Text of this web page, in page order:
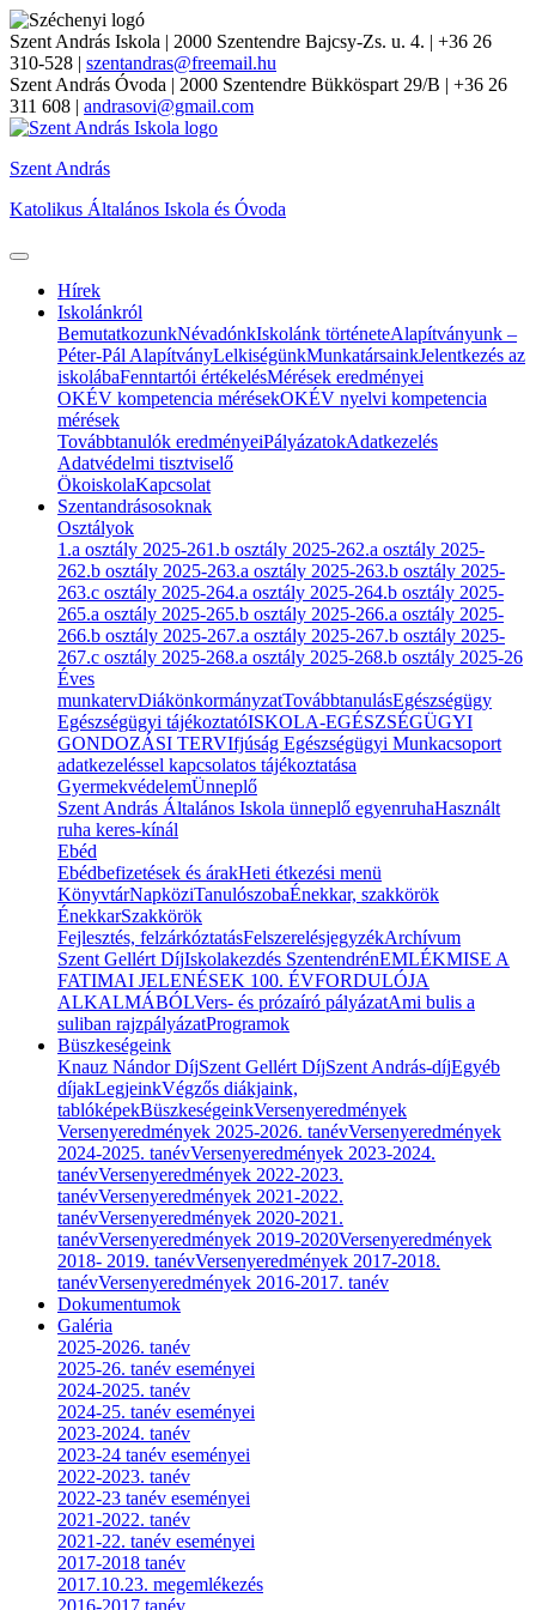
Szent András Iskola | 2000 Szentendre Bajcsy-Zs. u. 4. | +36 26
310-528 | szentandras@freemail.hu
Szent András Óvoda | 2000 Szentendre Bükköspart 29/B | +36 26
311 608 | andrasovi@gmail.com
Szent András
Katolikus Általános Iskola és Óvoda
Hírek
Iskolánkról
BemutatkozunkNévadónkIskolánk történeteAlapítványunk –
Péter-Pál AlapítványLelkiségünkMunkatársainkJelentkezés az
iskolábaFenntartói értékelésMérések eredményei
OKÉV kompetencia mérésekOKÉV nyelvi kompetencia
mérések
Továbbtanulók eredményeiPályázatokAdatkezelés
Adatvédelmi tisztviselő
ÖkoiskolaKapcsolat
Szentandrásosoknak
Osztályok
1.a osztály 2025-261.b osztály 2025-262.a osztály 2025-
262.b osztály 2025-263.a osztály 2025-263.b osztály 2025-
263.c osztály 2025-264.a osztály 2025-264.b osztály 2025-
265.a osztály 2025-265.b osztály 2025-266.a osztály 2025-
266.b osztály 2025-267.a osztály 2025-267.b osztály 2025-
267.c osztály 2025-268.a osztály 2025-268.b osztály 2025-26
Éves
munkatervDiákönkormányzatTovábbtanulásEgészségügy
Egészségügyi tájékoztatóISKOLA-EGÉSZSÉGÜGYI
GONDOZÁSI TERVIfjúság Egészségügyi Munkacsoport
adatkezeléssel kapcsolatos tájékoztatása
GyermekvédelemÜnneplő
Szent András Általános Iskola ünneplő egyenruhaHasznált
ruha keres-kínál
Ebéd
Ebédbefizetések és árakHeti étkezési menü
KönyvtárNapköziTanulószobaÉnekkar, szakkörök
ÉnekkarSzakkörök
Fejlesztés, felzárkóztatásFelszerelésjegyzékArchívum
Szent Gellért DíjIskolakezdés SzentendrénEMLÉKMISE A
FATIMAI JELENÉSEK 100. ÉVFORDULÓJA
ALKALMÁBÓLVers- és prózaíró pályázatAmi bulis a
suliban rajzpályázatProgramok
Büszkeségeink
Knauz Nándor DíjSzent Gellért DíjSzent András-díjEgyéb
díjakLegjeinkVégzős diákjaink,
tablóképekBüszkeségeinkVersenyeredmények
Versenyeredmények 2025-2026. tanévVersenyeredmények
2024-2025. tanévVersenyeredmények 2023-2024.
tanévVersenyeredmények 2022-2023.
tanévVersenyeredmények 2021-2022.
tanévVersenyeredmények 2020-2021.
tanévVersenyeredmények 2019-2020Versenyeredmények
2018- 2019. tanévVersenyeredmények 2017-2018.
tanévVersenyeredmények 2016-2017. tanév
Dokumentumok
Galéria
2025-2026. tanév
2025-26. tanév eseményei
2024-2025. tanév
2024-25. tanév eseményei
2023-2024. tanév
2023-24 tanév eseményei
2022-2023. tanév
2022-23 tanév eseményei
2021-2022. tanév
2021-22. tanév eseményei
2017-2018 tanév
2017.10.23. megemlékezés
2016-2017 tanév